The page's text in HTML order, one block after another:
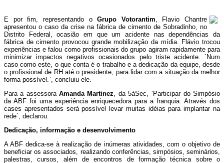
E por fim, representando oGrupo Votorantim, Flavio Chantre
apresentou o caso da crise na fábrica de cimento de Sobradinho, no
Distrito Federal, ocasião em que um acidente nas dependências da
fábrica de cimento provocou grande mobilização da mídia. Flávio trocou
experiências e falou como profissionais do grupo agiram rapidamente para
minimizar impactos negativos ocasionados pelo triste acidente. `Num
caso como este, o que conta é o trabalho e a dedicação da equipe, desde
o profissional de RH até o presidente, para lidar com a situação da melhor
forma possível.`, concluiu ele.
Para a assessora Amanda Martinez, da 5àSec, `Participar do Simpósio
da ABF foi uma experiência enriquecedora para a franquia. Através dos
cases apresentados será possível levar muitas idéias para implantar na
rede`, declarou.
Dedicação, informação e desenvolvimento
A ABF dedica-se à realização de inúmeras atividades, com o objetivo de
beneficiar os associados, realizando conferências, simpósios, seminários,
palestras, cursos, além de encontros de formação técnica sobre o